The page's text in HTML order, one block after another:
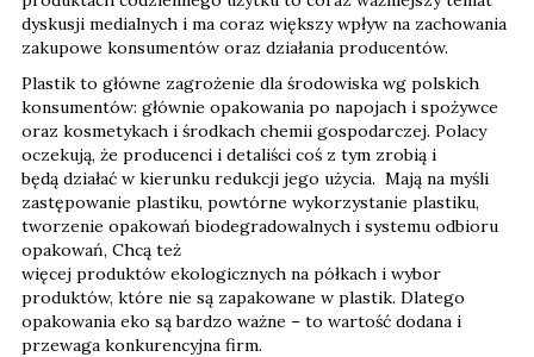
dyskusji medialnych i ma coraz większy wpływ na zachowania
zakupowe konsumentów oraz działania producentów.
Plastik to główne zagrożenie dla środowiska wg polskich
konsumentów: głównie opakowania po napojach i spożywce
oraz kosmetykach i środkach chemii gospodarczej. Polacy
oczekują, że producenci i detaliści coś z tym zrobią i
będą działać w kierunku redukcji jego użycia. Mają na myśli
zastępowanie plastiku, powtórne wykorzystanie plastiku,
tworzenie opakowań biodegradowalnych i systemu odbioru
opakowań, Chcą też
więcej produktów ekologicznych na półkach i wybor
produktów, które nie są zapakowane w plastik. Dlatego
opakowania eko są bardzo ważne – to wartość dodana i
przewaga konkurencyjna firm.